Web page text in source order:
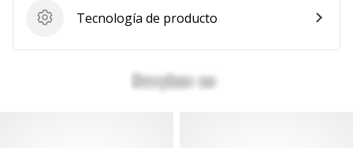
Tecnología de producto
Tecnología de producto